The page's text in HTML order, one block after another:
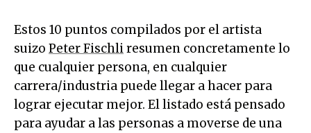
Estos 10 puntos compilados por el artista
suizo Peter Fischliresumen concretamente lo
que cualquier persona, en cualquier
carrera/industria puede llegar a hacer para
lograr ejecutar mejor. El listado está pensado
para ayudar a las personas a moverse de una